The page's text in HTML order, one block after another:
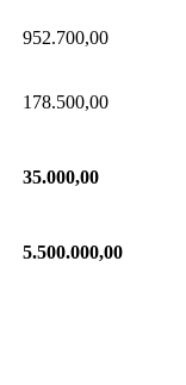
952.700,00
178.500,00
35.000,00
5.500.000,00